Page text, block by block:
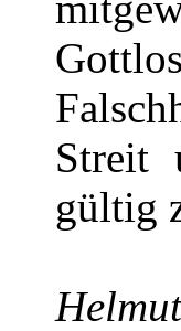
Streit
gültig